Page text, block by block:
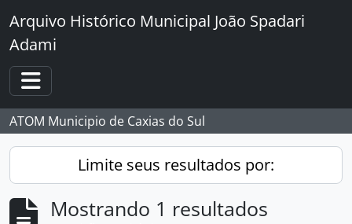
Skip to main content
Arquivo Histórico Municipal João Spadari
Adami
Toggle navigation
ATOM Municipio de Caxias do Sul
Limite seus resultados por:
Mostrando 1 resultados